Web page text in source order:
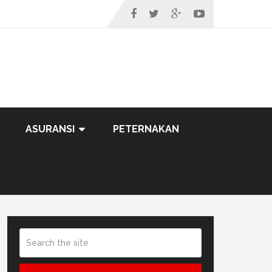
ASURANSI PETERNAKAN